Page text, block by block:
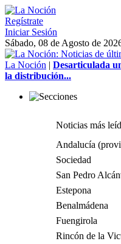
Regístrate
Iniciar Sesión
Sábado, 08 de Agosto de
La Noción | Desarticulada
la distribución...
Noticias más
Andalucía
Sociedad
San Pedro
Estepona
Benalmádena
Fuengirola
Rincón de la